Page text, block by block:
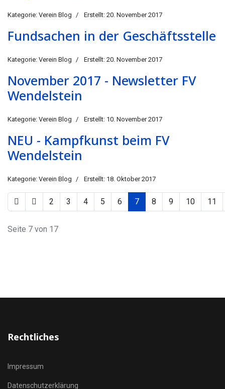
Kategorie: Verein Blog Erstellt: 20. November 2017
Fundsachen in der Geschäftsstelle
Kategorie: Verein Blog Erstellt: 20. November 2017
November 2017 - Newsletter FV
Wendelstein
Kategorie: Verein Blog Erstellt: 10. November 2017
NEU - Kampfkunst beim FV
Wendelstein
Kategorie: Verein Blog Erstellt: 18. Oktober 2017
2 3 4 5 6 7 8 9 10 11
Seite 7 von 17
Rechtliches
Impressum
Datenschutzerklärung